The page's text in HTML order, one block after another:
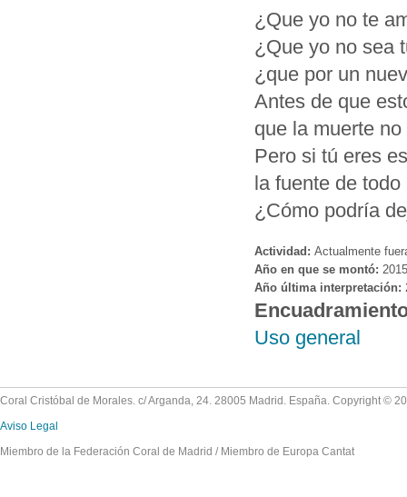
¿Que yo no te
¿Que yo no sea
¿que por un
Antes de que
que la muerte
Pero si tú eres
la fuente de
¿Cómo podría
Actividad: Actualmente
Año en que se montó: 2015
Año última interpretación:
Uso general
Coral Cristóbal de Morales. c/ Arganda, 24. 28005 Madrid. España. Copyright ©
Aviso Legal
Miembro de la Federación Coral de Madrid / Miembro de Europa Cantat